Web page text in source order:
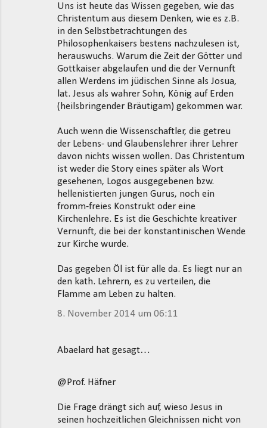
Uns ist heute das Wissen gegeben, wie das
Christentum aus diesem Denken, wie es z.B.
in den Selbstbetrachtungen des
Philosophenkaisers bestens nachzulesen ist,
herauswuchs. Warum die Zeit der Götter und
Gottkaiser abgelaufen und die der Vernunft
allen Werdens im jüdischen Sinne als Josua,
lat. Jesus als wahrer Sohn, König auf Erden
(heilsbringender Bräutigam) gekommen war.
Auch wenn die Wissenschaftler, die getreu
der Lebens- und Glaubenslehrer ihrer Lehrer
davon nichts wissen wollen. Das Christentum
ist weder die Story eines später als Wort
gesehenen, Logos ausgegebenen bzw.
hellenistierten jungen Gurus, noch ein
fromm-freies Konstrukt oder eine
Kirchenlehre. Es ist die Geschichte kreativer
Vernunft, die bei der konstantinischen Wende
zur Kirche wurde.
Das gegeben Öl ist für alle da. Es liegt nur an
den kath. Lehrern, es zu verteilen, die
Flamme am Leben zu halten.
8. November 2014 um 06:11
Abaelard hat gesagt…
@Prof. Häfner
Die Frage drängt sich auf, wieso Jesus in
seinen hochzeitlichen Gleichnissen nicht von